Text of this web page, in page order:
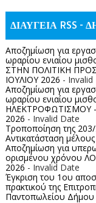
ΔΙΑΥΓΕΙΑ RSS -
Αποζημίωση για
ωραρίου ενιαίου
ΣΤΗΝ ΠΟΛΙΤΙΚΗ
ΙΟΥΛΙΟΥ 2026 - Invalid
Αποζημίωση για
ωραρίου ενιαίου
ΗΛΕΚΤΡΟΦΩΤΙΣΜΟΥ -
2026 - Invalid Date
Τροποποίηση της
Αντικατάσταση
Αποζημίωση για
ορισμένου χρόνου
2026- Invalid Date
Έγκριση του 1ου
πρακτικού της
Παντοπωλείου Δήμου